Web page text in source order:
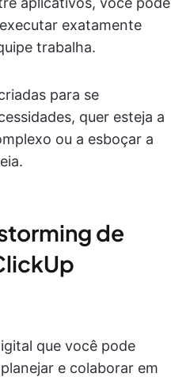
exatamente
trabalha.
para se
quer esteja a
ou a esboçar a
de
que você pode
e colaborar em